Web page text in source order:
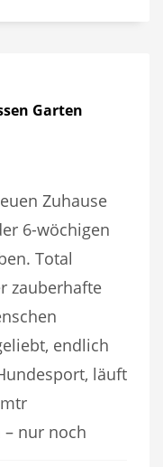
Garten
Zuhause
6-wöchigen
Total
zauberhafte
endlich
läuft
– nur noch